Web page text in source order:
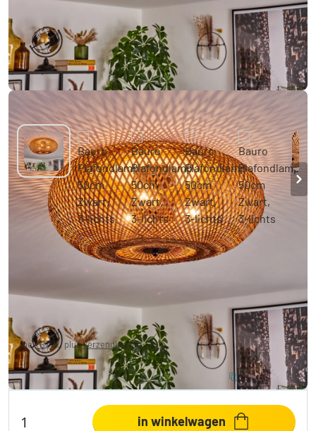
Bauro Plafondlamp 50cm Zwart, 3-lichts
-13% € 155,99
Je redt€ 24,00 Adviesprijs: € 179,99
incl. BTW., plusVerzendkosten,Gratis verzendingin BE
10% BESPAREN : Code:
in winkelwagen